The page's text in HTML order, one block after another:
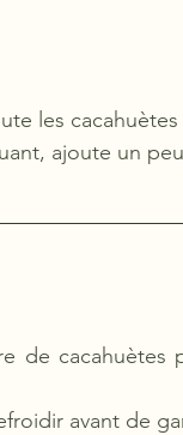
les
ajoute un
de cacahuètes
avant de